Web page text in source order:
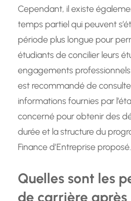
Cependant, il existe
temps partiel qui peuvent
période plus longue pour
étudiants de concilier leurs
engagements
est recommandé de
informations fournies par
concerné pour obtenir des
durée et la structure du
Finance d’Entreprise proposé.
Quelles sont les
de carrière après